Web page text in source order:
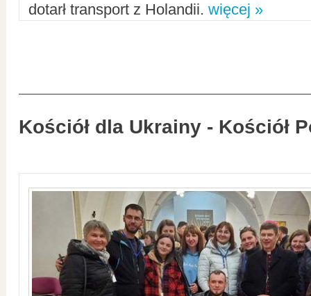
dotarł transport z Holandii. więcej »
Kościół dla Ukrainy - Kościół